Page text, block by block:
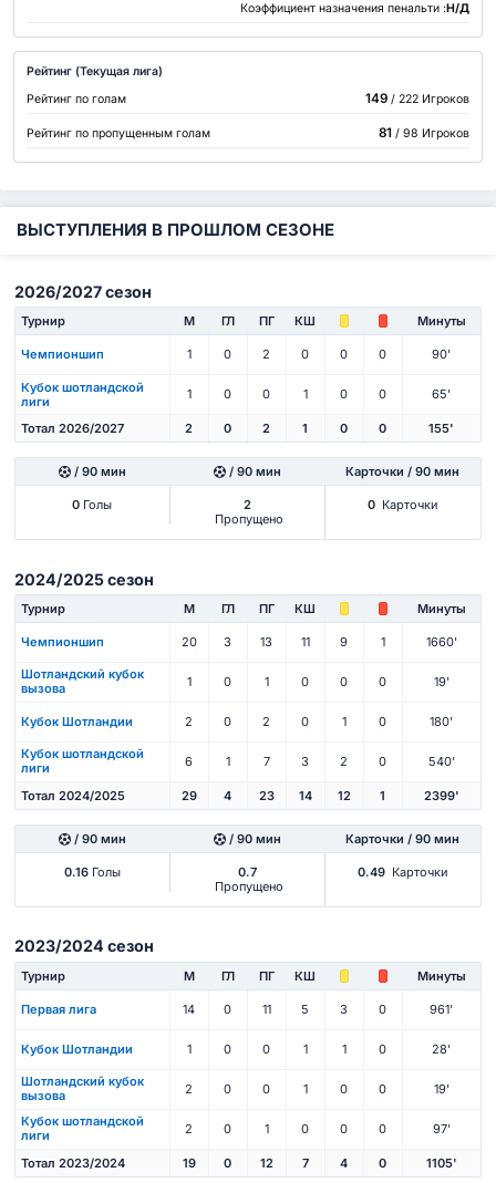
Коэффициент назначения пенальти :Н/Д
Рейтинг (Текущая лига)
Рейтинг по голам
149/ 222 Игроков
Рейтинг по пропущенным голам 81 / 98 Игроков
ВЫСТУПЛЕНИЯ В ПРОШЛОМ СЕЗОНЕ
2026/2027 сезон
Турнир М ГЛ ПГ КШ Минуты
Чемпионшип 1 0 2 0 0 0 90'
Кубок шотландской
лиги
1 0 0 1 0 0 65'
Тотал 2026/2027 2 0 2 1 0 0 155'
/ 90 мин / 90 мин Карточки / 90 мин
0 Голы
2
Пропущено
0 Карточки
2024/2025 сезон
Турнир М ГЛ ПГ КШ Минуты
Чемпионшип 20 3 13 11 9 1 1660'
Шотландский кубок
вызова
1 0 1 0 0 0 19'
Кубок Шотландии 2 0 2 0 1 0 180'
Кубок шотландской
лиги
6 1 7 3 2 0 540'
Тотал 2024/2025 29 4 23 14 12 1 2399'
/ 90 мин / 90 мин Карточки / 90 мин
0.16Голы
0.7
Пропущено
0.49 Карточки
2023/2024 сезон
Турнир М ГЛ ПГ КШ Минуты
Первая лига 14 0 11 5 3 0 961'
Кубок Шотландии 1 0 0 1 1 0 28'
Шотландский кубок
вызова
2 0 0 1 0 0 19'
Кубок шотландской
лиги
2 0 1 0 0 0 97'
Тотал 2023/2024 19 0 12 7 4 0 1105'